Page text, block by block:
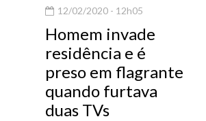
12/02/2020 - 12h05
Homem invade
residência e é
preso em flagrante
quando furtava
duas TVs